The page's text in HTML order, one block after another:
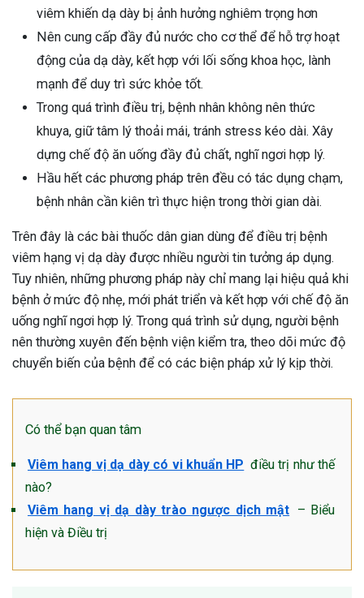
viêm khiến dạ dày bị ảnh hưởng nghiêm trọng hơn
Nên cung cấp đầy đủ nước cho cơ thể để hỗ trợ hoạt
động của dạ dày, kết hợp với lối sống khoa học, lành
mạnh để duy trì sức khỏe tốt.
Trong quá trình điều trị, bệnh nhân không nên thức
khuya, giữ tâm lý thoải mái, tránh stress kéo dài. Xây
dựng chế độ ăn uống đầy đủ chất, nghĩ ngơi hợp lý.
Hầu hết các phương pháp trên đều có tác dụng chạm,
bệnh nhân cần kiên trì thực hiện trong thời gian dài.
Trên đây là các bài thuốc dân gian dùng để điều trị bệnh
viêm hạng vị dạ dày được nhiều người tin tưởng áp dụng.
Tuy nhiên, những phương pháp này chỉ mang lại hiệu quả khi
bệnh ở mức độ nhẹ, mới phát triển và kết hợp với chế độ ăn
uống nghĩ ngơi hợp lý. Trong quá trình sử dụng, người bệnh
nên thường xuyên đến bệnh viện kiểm tra, theo dõi mức độ
chuyển biến của bệnh để có các biện pháp xử lý kịp thời.
Có thể bạn quan tâm
Viêm hang vị dạ dày có vi khuẩn HP điều trị như thế
nào?
Viêm hang vị dạ dày trào ngược dịch mật – Biểu
hiện và Điều trị